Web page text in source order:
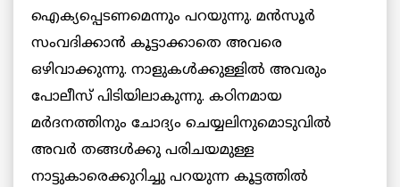
ഐക്യപ്പെടണമെന്നും പറയുന്നു. മൻസൂർ
സംവദിക്കാൻ കൂട്ടാക്കാതെ അവരെ
ഒഴിവാക്കുന്നു. നാളുകൾക്കുള്ളിൽ അവരും
പോലീസ് പിടിയിലാകുന്നു. കഠിനമായ
മർദനത്തിനും ചോദ്യം ചെയ്യലിനുമൊടുവിൽ
അവർ തങ്ങൾക്കു പരിചയമുള്ള
നാട്ടുകാരെക്കുറിച്ചു പറയുന്ന കൂട്ടത്തിൽ